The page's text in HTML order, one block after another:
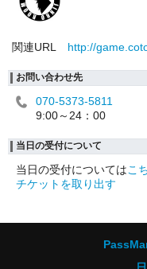
関連URL http://
お問い合わせ先
070-5373-5811
9:00～24：00
当日の受付について
当日の受付についてはこ
チケットを取り出す